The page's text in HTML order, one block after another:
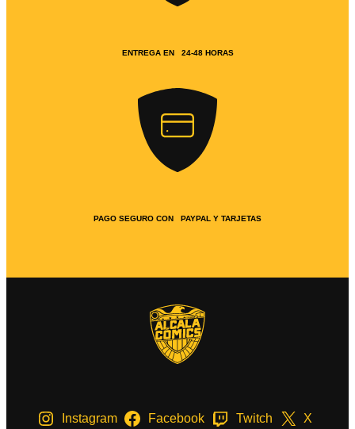
ENTREGA EN 24-48 HORAS
PAGO SEGURO CON PAYPAL Y TARJETAS
Instagram Facebook Twitch
X